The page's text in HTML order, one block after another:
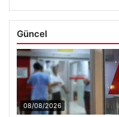
Güncel
08/08/2026